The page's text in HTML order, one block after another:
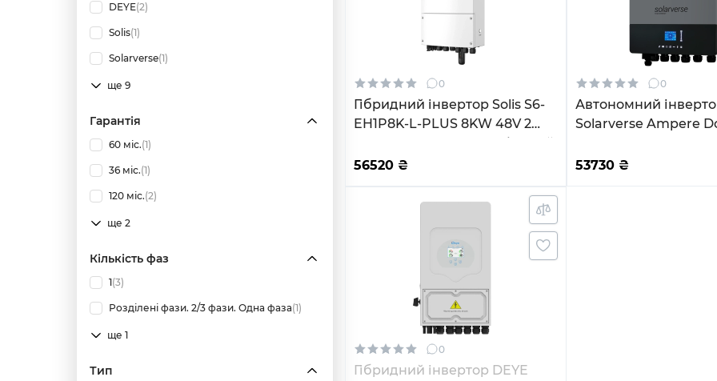
DEYE(2)
Solis(1)
Solarverse(1)
ще 9
Гарантія
60 міс.(1)
36 міс.(1)
120 міс.(2)
ще 2
Кількість фаз
1(3)
Розділені фази. 2/3 фази. Одна фаза(1)
ще 1
Тип
0
Гібридний інвертор Solis S6-
EH1P8K-L-PLUS 8KW 48V 2
MPPT Wi-Fi 220V Однофазний
56520₴
0
Автономний
Solarverse Ampere
Однофазний
53730 ₴
0
Гібридний інвертор DEYE